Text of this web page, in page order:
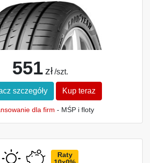
551 zł /szt.
szczegóły Kup teraz
dla firm - MŚP i floty
Raty